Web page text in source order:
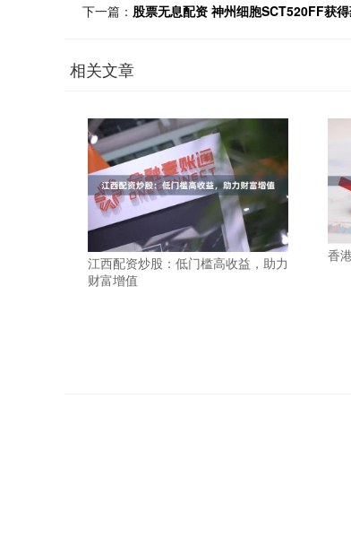
下一篇： 股票无息配资 神州细胞SCT520FF获
相关文章
江西配资炒股：低门槛高收益，助力
财富增值
香